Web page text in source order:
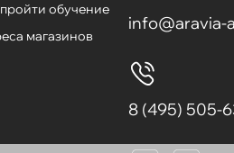
пройти обучение
магазинов
info@aravia-
8 (495) 505-